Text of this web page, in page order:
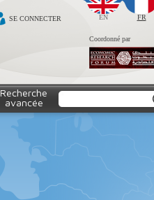
EN FR
SE CONNECTER
Coordonné par
Recherche
avancée